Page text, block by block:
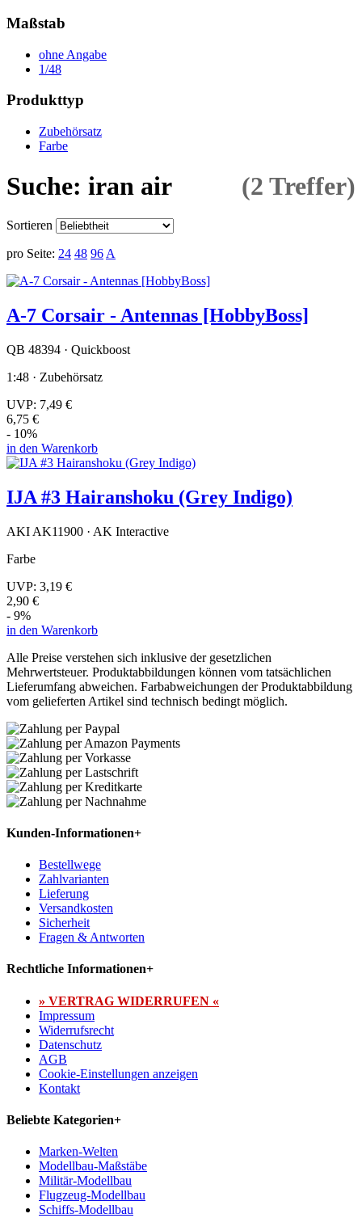
Maßstab
ohne Angabe
1/48
Produkttyp
Zubehörsatz
Farbe
Suche: iran air (2 Treffer)
Sortieren
pro Seite: 24 48 96 A
A-7 Corsair - Antennas [HobbyBoss]
QB 48394 · Quickboost
1:48 · Zubehörsatz
UVP: 7,49 €
6,75 €
- 10%
in den Warenkorb
IJA #3 Hairanshoku (Grey Indigo)
AKI AK11900 · AK Interactive
Farbe
UVP: 3,19 €
2,90 €
- 9%
in den Warenkorb
Alle Preise verstehen sich inklusive der gesetzlichen
Mehrwertsteuer. Produktabbildungen können vom tatsächlichen
Lieferumfang abweichen. Farbabweichungen der Produktabbildung
vom gelieferten Artikel sind technisch bedingt möglich.
Kunden-Informationen+
Bestellwege
Zahlvarianten
Lieferung
Versandkosten
Sicherheit
Fragen & Antworten
Rechtliche Informationen+
» VERTRAG WIDERRUFEN «
Impressum
Widerrufsrecht
Datenschutz
AGB
Cookie-Einstellungen anzeigen
Kontakt
Beliebte Kategorien+
Marken-Welten
Modellbau-Maßstäbe
Militär-Modellbau
Flugzeug-Modellbau
Schiffs-Modellbau